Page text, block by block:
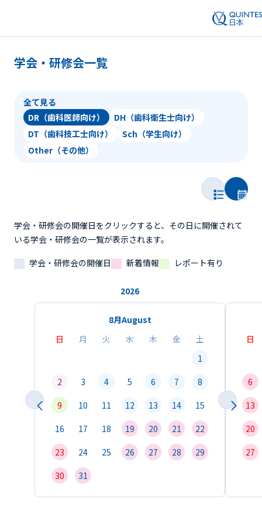
学会・研修会一覧
全て見る
DR（歯科医師向け）
DH（歯科衛生士向け）
DT（歯科技工士向け）
Sch（学生向け）
Other（その他）
学会・研修会の開催日をクリックすると、その日に開催されて
いる学会・研修会の一覧が表示されます。
学会・研修会の開催日
新着情報 レポート有り
2026
8月August
日
月 火 水 木 金
土
1
2
3 4 5 6 7
8
9
10 11 12 13 14
15
16
17 18 19 20 21
22
23
24 25 26 27 28
29
30
31
日
6
13
20
27